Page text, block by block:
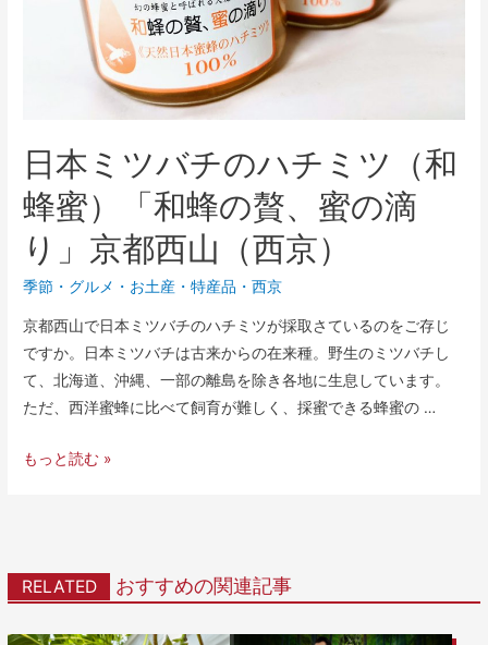
日本ミツバチのハチミツ（和
蜂蜜）「和蜂の贅、蜜の滴
り」京都西山（西京）
季節 ・ グルメ ・ お土産・特産品 ・西京
京都西山で日本ミツバチのハチミツが採取さているのをご存じ
ですか。日本ミツバチは古来からの在来種。野生のミツバチし
て、北海道、沖縄、一部の離島を除き各地に生息しています。
ただ、西洋蜜蜂に比べて飼育が難しく、採蜜できる蜂蜜の …
もっと読む »
RELATED おすすめの関連記事